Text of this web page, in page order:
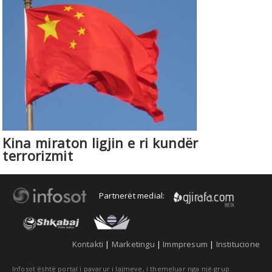
Kina miraton ligjin e ri kundër
terrorizmit
Partnerët medial:
Kontakti | Marketingu | Immpresum | Institucione
Infosot është portal i pavarur i lajmeve, i themeluar nga një grup